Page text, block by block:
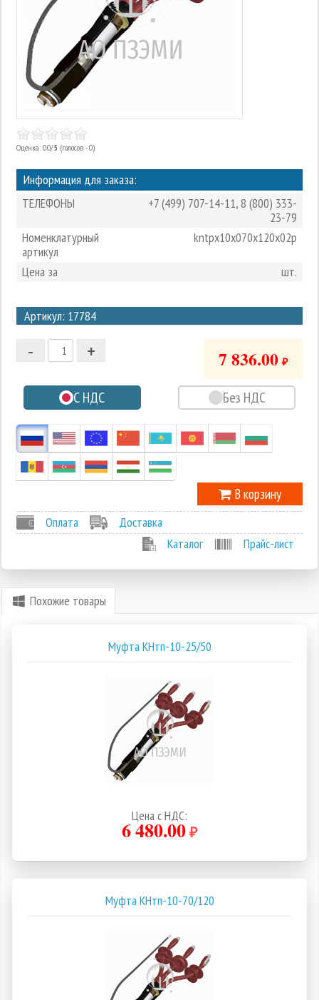
Оценка: 0.0/5 (голосов - 0)
Информация для заказа:
ТЕЛЕФОНЫ
+7 (499) 707-14-11,8 (800) 333-
23-79
Номенклатурный
артикул
kntpx10x070x120x02p
Цена за шт.
Артикул: 17784
2
1
-1
+
- 7 836.00 ₽
С НДС Без НДС
В корзину
Оплата
Доставка
Каталог
Прайс-лист
Похожие товары
Муфта КНтп-10-25/50
Цена с НДС:
6 480.00₽
Муфта КНтп-10-70/120